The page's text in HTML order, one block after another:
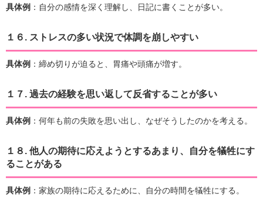
具体例 ：自分の感情を深く理解し、日記に書くことが多い。
１６. ストレスの多い状況で体調を崩しやすい
具体例 ：締め切りが迫ると、胃痛や頭痛が増す。
１７. 過去の経験を思い返して反省することが多い
具体例 ：何年も前の失敗を思い出し、なぜそうしたのかを考える。
１８. 他人の期待に応えようとするあまり、自分を犠牲にす
ることがある
具体例 ：家族の期待に応えるために、自分の時間を犠牲にする。